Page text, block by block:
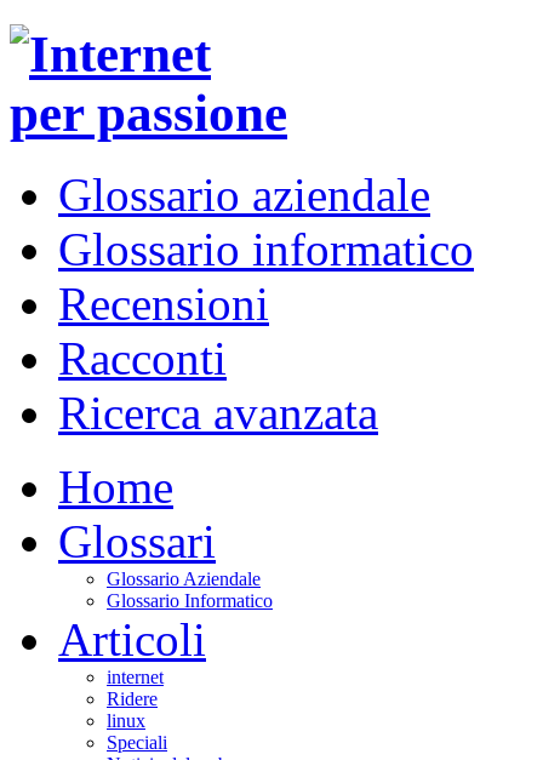
Glossario aziendale
Glossario informatico
Recensioni
Racconti
Ricerca avanzata
Home
Glossari
Glossario Aziendale
Glossario Informatico
Articoli
internet
Ridere
linux
Speciali